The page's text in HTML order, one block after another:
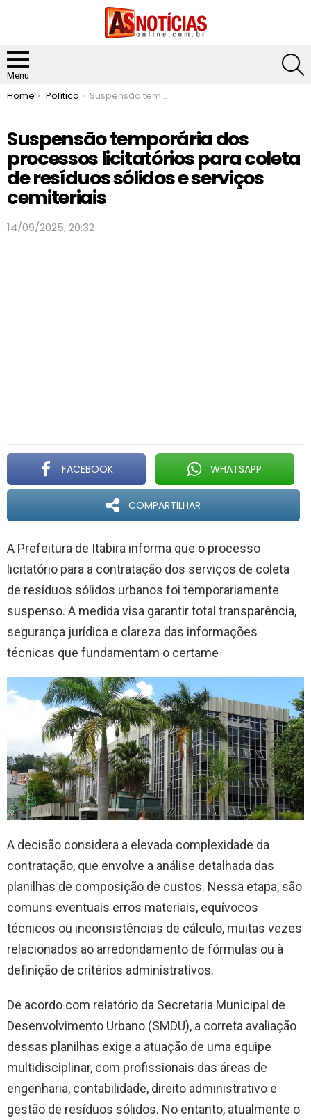
Menu
You are here:
Home Política Suspensão temporária dos processos licitatórios para coleta de resíduos sólidos e serviços cemiteriais
Suspensão temporária dos
processos licitatórios para coleta
de resíduos sólidos e serviços
cemiteriais
14/09/2025, 20:32
FACEBOOK WHATSAPP
COMPARTILHAR
A Prefeitura de Itabira informa que o processo
licitatório para a contratação dos serviços de coleta
de resíduos sólidos urbanos foi temporariamente
suspenso. A medida visa garantir total transparência,
segurança jurídica e clareza das informações
técnicas que fundamentam o certame
A decisão considera a elevada complexidade da
contratação, que envolve a análise detalhada das
planilhas de composição de custos. Nessa etapa, são
comuns eventuais erros materiais, equívocos
técnicos ou inconsistências de cálculo, muitas vezes
relacionados ao arredondamento de fórmulas ou à
definição de critérios administrativos.
De acordo com relatório da Secretaria Municipal de
Desenvolvimento Urbano (SMDU), a correta avaliação
dessas planilhas exige a atuação de uma equipe
multidisciplinar, com profissionais das áreas de
engenharia, contabilidade, direito administrativo e
gestão de resíduos sólidos. No entanto, atualmente o